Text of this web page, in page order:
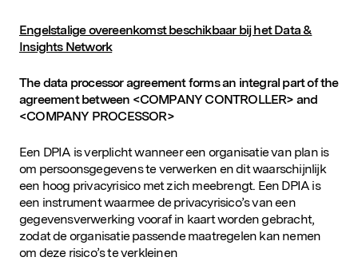
SLUIT JE AAN
Engelstalige overeenkomst beschikbaar bij het Data &
Insights Network
The data processor agreement forms an integral part of the
agreement between <COMPANY CONTROLLER> and
<COMPANY PROCESSOR>
Een DPIA is verplicht wanneer een organisatie van plan is
om persoonsgegevens te verwerken en dit waarschijnlijk
een hoog privacyrisico met zich meebrengt. Een DPIA is
een instrument waarmee de privacyrisico’s van een
gegevensverwerking vooraf in kaart worden gebracht,
zodat de organisatie passende maatregelen kan nemen
om deze risico’s te verkleinen